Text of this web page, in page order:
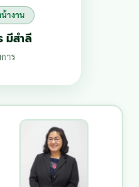
างาน
มีสำลี
าร